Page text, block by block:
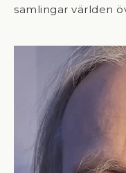
samlingar världen